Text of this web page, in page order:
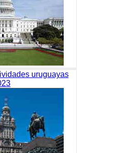
uruguayas